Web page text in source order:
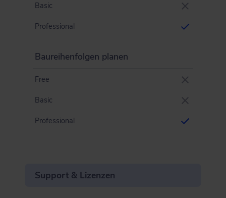
Basic
Professional
Baureihenfolgen planen
Free
Basic
Professional
Support & Lizenzen